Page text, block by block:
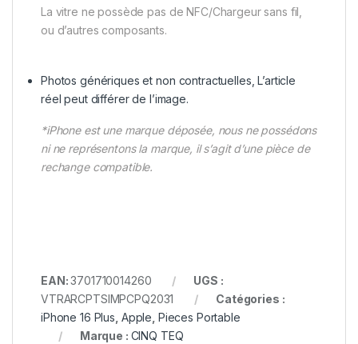
La vitre ne possède pas de NFC/Chargeur sans fil,
ou d’autres composants.
Photos génériques et non contractuelles, L’article
réel peut différer de l’image.
*iPhone est une marque déposée, nous ne possédons
ni ne représentons la marque, il s’agit d’une pièce de
rechange compatible.
EAN:3701710014260
UGS :
VTRARCPTSIMPCPQ2031
Catégories :
iPhone 16 Plus, Apple, Pieces Portable
Marque : CINQ TEQ